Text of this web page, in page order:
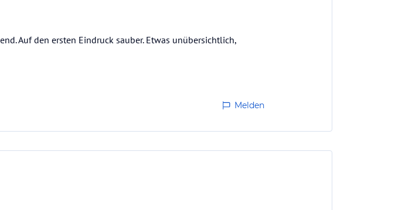
Auf den ersten Eindruck sauber. Etwas unübersichtlich,
Melden